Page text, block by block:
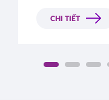
trọng kinh
CHI TIẾT